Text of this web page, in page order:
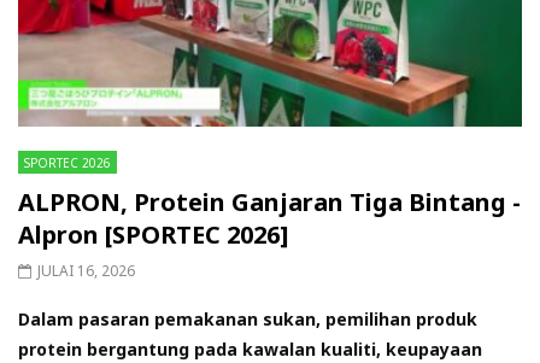
SPORTEC 2026
ALPRON, Protein Ganjaran Tiga Bintang -
Alpron [SPORTEC 2026]
JULAI 16, 2026
Dalam pasaran pemakanan sukan, pemilihan produk
protein bergantung pada kawalan kualiti, keupayaan